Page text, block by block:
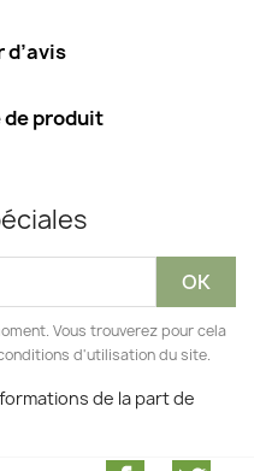
d’avis
de produit
Vous trouverez pour cela
d'utilisation du site.
de la part de